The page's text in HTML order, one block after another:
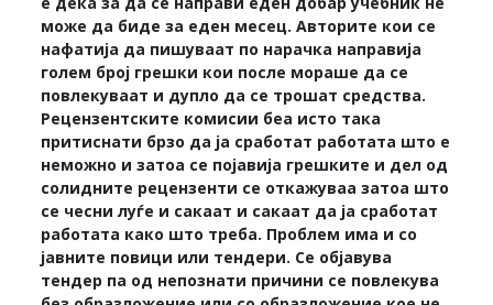
може да биде за еден месец. Авторите кои се
нафатија да пишуваат по нарачка направија
голем број грешки кои после мораше да се
повлекуваат и дупло да се трошат средства.
Рецензентските комисии беа исто така
притиснати брзо да ја сработат работата што е
неможно и затоа се појавија грешките и дел од
солидните рецензенти се откажуваа затоа што
се чесни луѓе и сакаат и сакаат да ја сработат
работата како што треба. Проблем има и со
јавните повици или тендери. Се објавува
тендер па од непознати причини се повлекува